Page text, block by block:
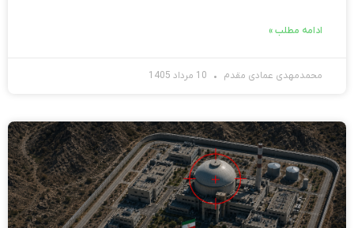
ادامه مطلب »
محمدمهدی عمادی مقدم